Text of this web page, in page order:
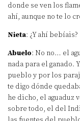
donde se ven los
ahí, aunque no te lo
Nieta: ¿Y ahí bebíais?
Abuelo: No no… el
nada para el ganado.
pueblo y por los
te digo dónde
he dicho, el aguaduz
sobre todo, el del